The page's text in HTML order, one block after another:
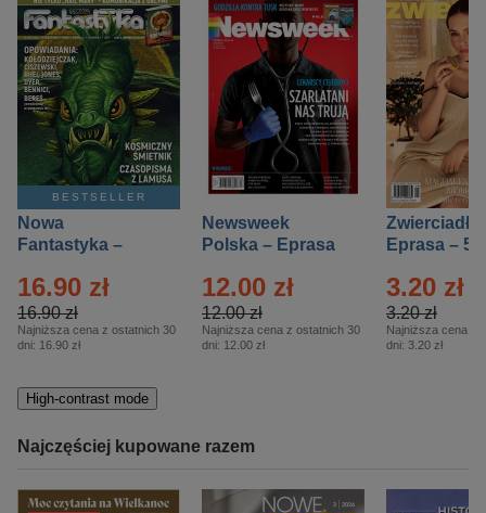
BESTSELLER
Nowa
Fantastyka –
16.90 zł
16.90 zł
Najniższa cena z ostatnich 30
dni: 16.90 zł
Newsweek
Polska – Eprasa
12.00 zł
12.00 zł
Najniższa cena z ostatnich 30
dni: 12.00 zł
Zwierciadło
Eprasa – 5/
3.20 zł
3.20 zł
Najniższa cena z
dni: 3.20 zł
High-contrast mode
Najczęściej kupowane razem